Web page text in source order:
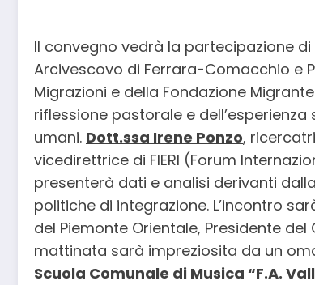
Il convegno vedrà la partecipazione
Arcivescovo di Ferrara-Comacchio e
Migrazioni e della Fondazione
riflessione pastorale e
umani. Dott.ssa Irene Ponzo,
vicedirettrice di FIERI (Forum
presenterà dati e analisi derivanti
politiche di integrazione. L’incontro
del Piemonte Orientale, Presidente
mattinata sarà impreziosita da un
Scuola Comunale di Musica “F.A.